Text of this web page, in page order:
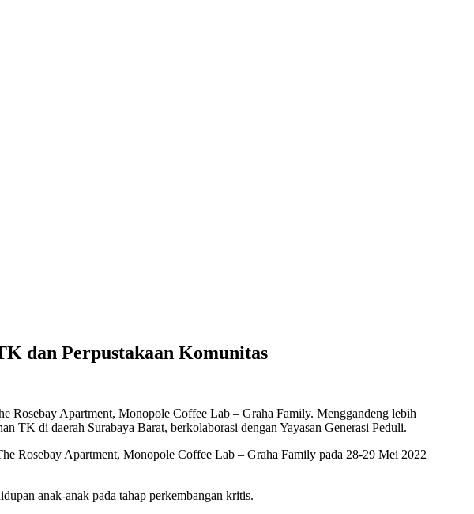
dan Perpustakaan Komunitas
Rosebay Apartment, Monopole Coffee Lab – Graha Family. Menggandeng lebih
TK di daerah Surabaya Barat, berkolaborasi dengan Yayasan Generasi Peduli.
Rosebay Apartment, Monopole Coffee Lab – Graha Family pada 28-29 Mei 2022
anak-anak pada tahap perkembangan kritis.